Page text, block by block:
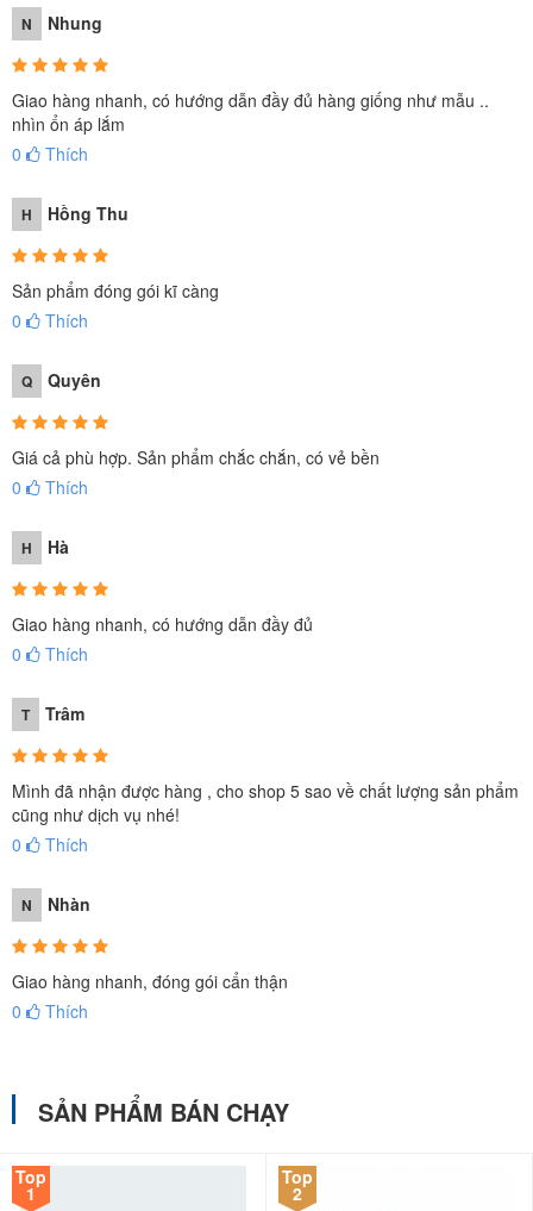
N Nhung
Giao hàng nhanh, có hướng dẫn đầy đủ hàng giống như mẫu ..
nhìn ổn áp lắm
0
Thích
H Hồng Thu
Sản phẩm đóng gói kĩ càng
0
Thích
Q Quyên
Giá cả phù hợp. Sản phẩm chắc chắn, có vẻ bền
0
Thích
H Hà
Giao hàng nhanh, có hướng dẫn đầy đủ
0
Thích
T Trâm
Mình đã nhận được hàng , cho shop 5 sao về chất lượng sản phẩm
cũng như dịch vụ nhé!
0
Thích
N Nhàn
Giao hàng nhanh, đóng gói cẩn thận
0
Thích
SẢN PHẨM BÁN CHẠY
Top
1
Top
2